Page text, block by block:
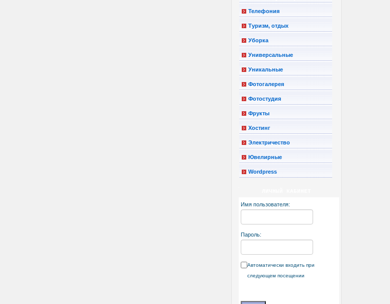
Телефония
Туризм, отдых
Уборка
Универсальные
Уникальные
Фотогалерея
Фотостудия
Фрукты
Хостинг
Электричество
Ювелирные
Wordpress
Имя пользователя:
Пароль:
Автоматически входить при
следующем посещении